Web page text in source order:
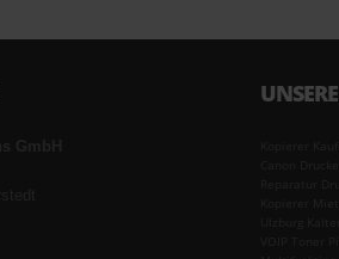
UNSERE